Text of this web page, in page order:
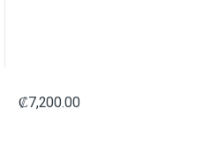
₡7,200.00